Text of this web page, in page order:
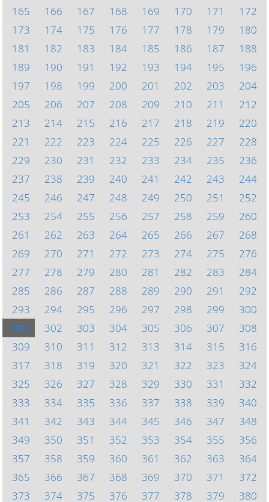
165
166 167 168 169 170 171
172
173
174 175 176 177 178 179
180
181
182 183 184 185 186 187
188
189
190 191 192 193 194 195
196
197
198 199 200 201 202 203
204
205
206 207 208 209 210 211
212
213
214 215 216 217 218 219
220
221
222 223 224 225 226 227
228
229
230 231 232 233 234 235
236
237
238 239 240 241 242 243
244
245
246 247 248 249 250 251
252
253
254 255 256 257 258 259
260
261
262 263 264 265 266 267
268
269
270 271 272 273 274 275
276
277
278 279 280 281 282 283
284
285
286 287 288 289 290 291
292
293
294 295 296 297 298 299
300
301
302 303 304 305 306 307
308
309
310 311 312 313 314 315
316
317
318 319 320 321 322 323
324
325
326 327 328 329 330 331
332
333
334 335 336 337 338 339
340
341
342 343 344 345 346 347
348
349
350 351 352 353 354 355
356
357
358 359 360 361 362 363
364
365
366 367 368 369 370 371
372
373
374 375 376 377 378 379 380